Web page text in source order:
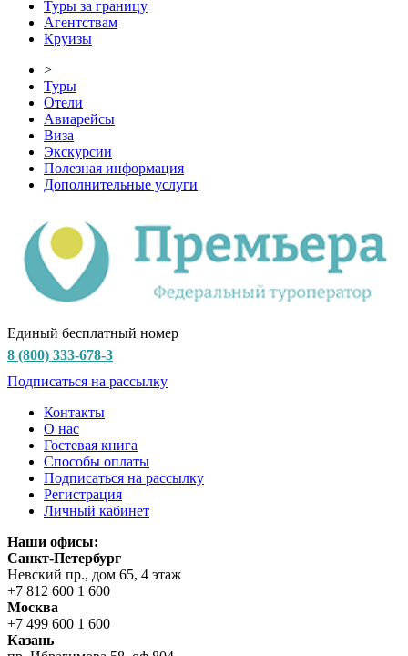
Туры за границу
Агентствам
Круизы
>
Туры
Отели
Авиарейсы
Виза
Экскурсии
Полезная информация
Дополнительные услуги
Единый бесплатный номер
8 (800) 333-678-3
Подписаться на рассылку
Контакты
О нас
Гостевая книга
Способы оплаты
Подписаться на рассылку
Регистрация
Личный кабинет
Наши офисы:
Санкт-Петербург
Невский пр., дом 65, 4 этаж
+7 812 600 1 600
Москва
+7 499 600 1 600
Казань